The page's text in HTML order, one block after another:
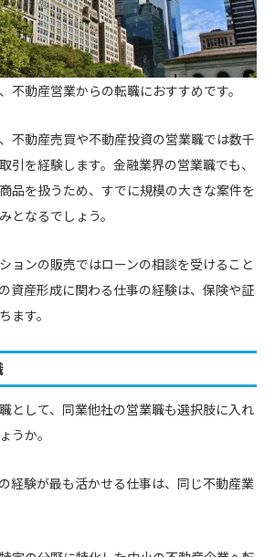
不動産営業からの転職におすすめです。
不動産売買や不動産投資の営業職では数千
引を経験します。金融業界の営業職でも、
品を扱うため、すでに規模の大きな案件を
となるでしょう。
ョンの販売ではローンの相談を受けること
資産形成に関わる仕事の経験は、保険や証
ます。
として、同業他社の営業職も選択肢に入れ
うか。
経験が最も活かせる仕事は、同じ不動産業